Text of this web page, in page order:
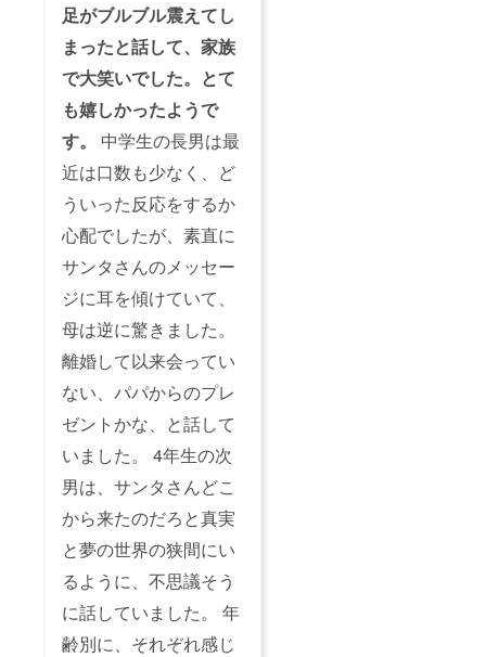
足がブルブル震えてし
まったと話して、家族
で大笑いでした。とて
も嬉しかったようで
す。
中学生の長男は最
近は口数も少なく、ど
ういった反応をするか
心配でしたが、素直に
サンタさんのメッセー
ジに耳を傾けていて、
母は逆に驚きました。
離婚して以来会ってい
ない、パパからのプレ
ゼントかな、と話して
いました。 4年生の次
男は、サンタさんどこ
から来たのだろと真実
と夢の世界の狭間にい
るように、不思議そう
に話していました。 年
齢別に、それぞれ感じ